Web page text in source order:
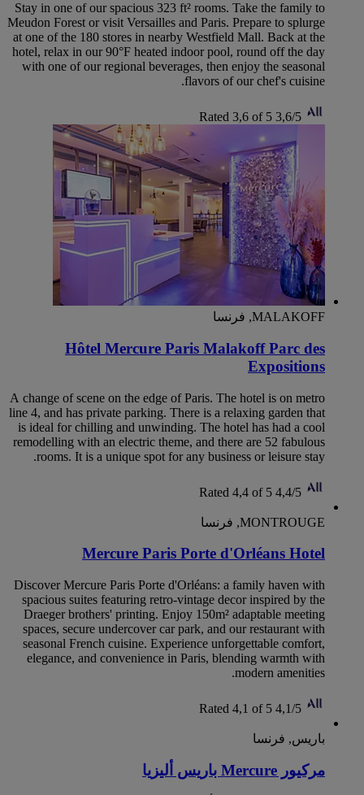
Stay in one of our spacious 323 ft² rooms. Take the family to
Meudon Forest or visit Versailles and Paris. Prepare to splurge
at one of the 180 stores in nearby Westfield Mall. Back at the
hotel, relax in our 90°F heated indoor pool, round off the day
with one of our regional beverages, then enjoy the seasonal
flavors of our chef's cuisine.
3,6/5
Rated 3,6 of 5
MALAKOFF, فرنسا
Hôtel Mercure Paris Malakoff Parc des
Expositions
A change of scene on the edge of Paris. The hotel is on metro
line 4, and has private parking. There is a relaxing garden that
is ideal for chilling and unwinding. The hotel has had a cool
remodelling with an electric theme, and there are 52 fabulous
rooms. It is a unique spot for any business or leisure stay.
4,4/5
Rated 4,4 of 5
MONTROUGE, فرنسا
Mercure Paris Porte d'Orléans Hotel
Discover Mercure Paris Porte d'Orléans: a family haven with
spacious suites featuring retro-vintage decor inspired by the
Draeger brothers' printing. Enjoy 150m² adaptable meeting
spaces, secure undercover car park, and our restaurant with
seasonal French cuisine. Experience unforgettable comfort,
elegance, and convenience in Paris, blending warmth with
modern amenities.
4,1/5
Rated 4,1 of 5
باريس, فرنسا
مركيور Mercure باريس أليزيا